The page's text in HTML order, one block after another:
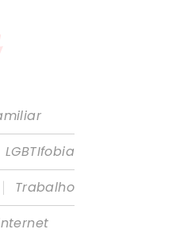
LGBTIfobia
|
Trabalho